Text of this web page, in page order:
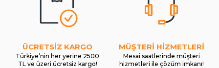
ÜCRETSİZ KARGO
Türkiye’nin her yerine 2500
TL ve üzeri ücretsiz kargo!
MÜŞTERİ HİZMETLERİ
Mesai saatlerinde müşteri
hizmetleri ile çözüm imkanı!